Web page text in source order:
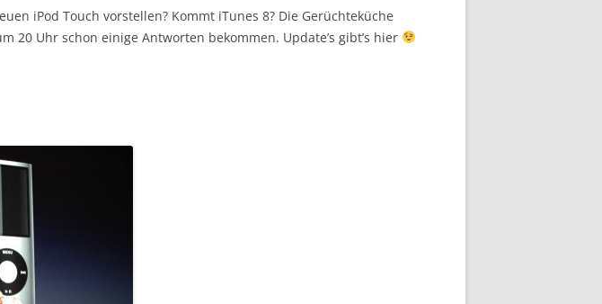
iPod Touch vorstellen? Kommt iTunes 8? Die Gerüchteküche
Uhr schon einige Antworten bekommen. Update’s gibt’s hier